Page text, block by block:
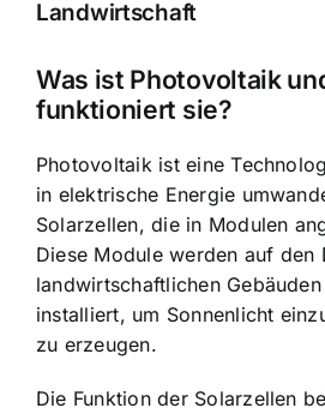
Landwirtschaft
Was ist Photovoltaik
funktioniert sie?
Photovoltaik ist eine
in elektrische Energie
Solarzellen, die in Modulen
Diese Module werden auf den
landwirtschaftlichen
installiert, um Sonnenlicht
zu erzeugen.
Die Funktion der Solarzellen